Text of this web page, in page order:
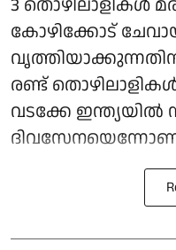
3 തൊഴിലാളികൾ
കോഴിക്കോട്
രണ്ട്
വടക്കേ